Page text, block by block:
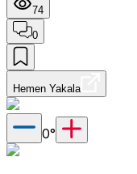
74
0
Hemen Yakala
0°